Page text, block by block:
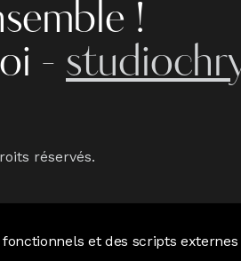
et des scripts
!
-
réservés.